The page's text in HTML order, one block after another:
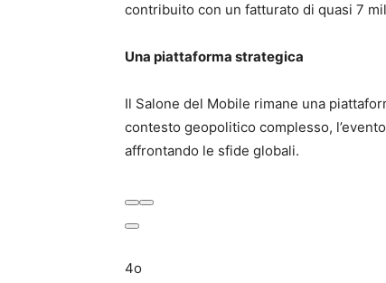
contribuito con un fatturato di quasi 7
Una piattaforma strategica
Il Salone del Mobile rimane una
contesto geopolitico complesso,
affrontando le sfide globali.
4o